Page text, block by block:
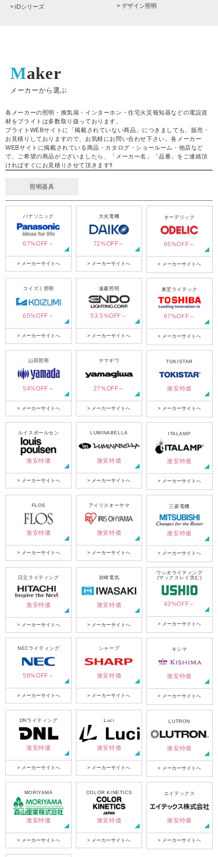
> iDシリーズ > デザイン照明
Maker
メーカーから選ぶ
各メーカーの照明・換気扇・インターホン・住宅火災報知器などの電設資
材をブライトは多数取り扱っております。
ブライトWEBサイトに「掲載されていない商品」につきましても、販売・
お見積りしておりますので、お気軽にお問い合わせ下さい。各メーカー
WEBサイトに掲載されている商品・カタログ・ショールーム・他店など
で、ご希望の商品がございましたら、「メーカー名」「品番」をご連絡頂
ければすぐにお見積りさせて頂きます‼
照明器具
パナソニック
67%OFF～
> メーカーサイトへ
大光電機
72%OFF～
> メーカーサイトへ
オーデリック
65%OFF～
> メーカーサイトへ
コイズミ照明
65%OFF～
> メーカーサイトへ
遠藤照明
53.5%OFF～
> メーカーサイトへ
東芝ライテック
67%OFF～
> メーカーサイトへ
山田照明
54%OFF～
> メーカーサイトへ
ヤマギワ
27%OFF～
> メーカーサイトへ
TOKISTAR
激安特価
> メーカーサイトへ
ルイスポールセン
激安特価
> メーカーサイトへ
LUMINABELLA
激安特価
> メーカーサイトへ
ITALAMP
激安特価
> メーカーサイトへ
FLOS
激安特価
> メーカーサイトへ
アイリスオーヤマ
激安特価
> メーカーサイトへ
三菱電機
激安特価
> メーカーサイトへ
日立ライティング
激安特価
> メーカーサイトへ
岩崎電気
激安特価
> メーカーサイトへ
ウシオライティング
(マックスレイ含む)
43%OFF～
> メーカーサイトへ
NECライティング
58%OFF～
> メーカーサイトへ
シャープ
激安特価
> メーカーサイトへ
キシマ
激安特価
> メーカーサイトへ
DNライティング
激安特価
> メーカーサイトへ
Luci
激安特価
> メーカーサイトへ
LUTRON
激安特価
> メーカーサイトへ
MORIYAMA
激安特価
> メーカーサイトへ
COLOR KINETICS
激安特価
> メーカーサイトへ
エイテックス
激安特価
> メーカーサイトへ